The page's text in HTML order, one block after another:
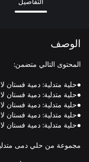
الوصف